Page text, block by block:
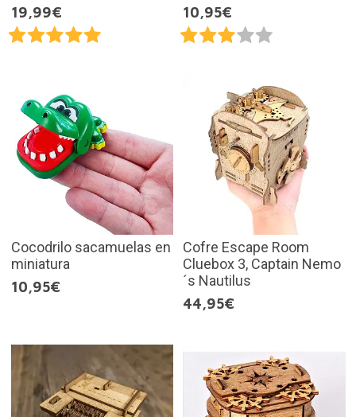
19,99€
10,95€
Cocodrilo sacamuelas en
miniatura
10,95€
Cofre Escape Room
Cluebox 3, Captain Nemo
´s Nautilus
44,95€